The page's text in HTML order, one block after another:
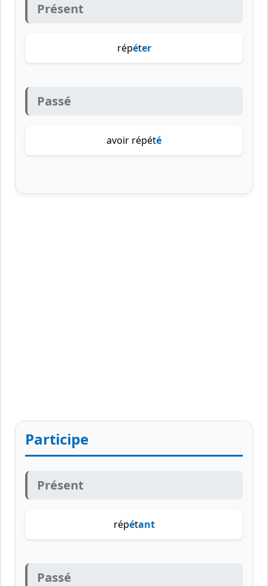
Présent
répéter
Passé
avoir répété
Participe
Présent
répétant
Passé